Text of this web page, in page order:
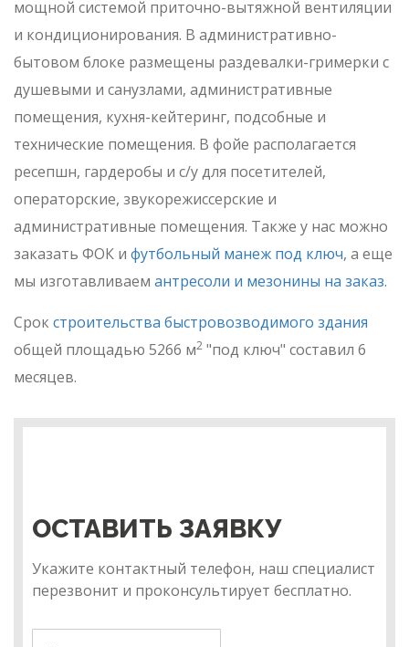
мощной системой приточно-вытяжной вентиляции
и кондиционирования. В административно-
бытовом блоке размещены раздевалки-гримерки с
душевыми и санузлами, административные
помещения, кухня-кейтеринг, подсобные и
технические помещения. В фойе располагается
ресепшн, гардеробы и с/у для посетителей,
операторские, звукорежиссерские и
административные помещения. Также у нас можно
заказать ФОК и футбольный манеж под ключ, а еще
мы изготавливаем антресоли и мезонины на заказ.
Срок строительства быстровозводимого здания
общей площадью 5266 м2 "под ключ" составил 6
месяцев.
ОСТАВИТЬ ЗАЯВКУ
Укажите контактный телефон, наш специалист
перезвонит и проконсультирует бесплатно.